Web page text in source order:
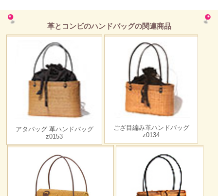
革とコンビのハンドバッグの関連商品
アタバッグ 革ハンドバッグ
z0153
ござ目編み革ハンドバッグ
z0134